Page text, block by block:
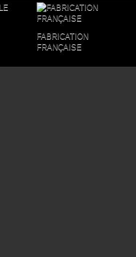
FABRICATION
FRANÇAISE